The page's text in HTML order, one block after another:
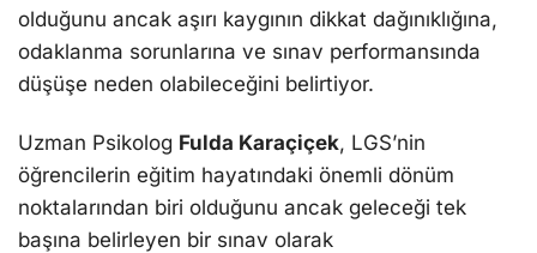
olduğunu ancak aşırı kaygının dikkat dağınıklığına,
odaklanma sorunlarına ve sınav performansında
düşüşe neden olabileceğini belirtiyor.
Uzman Psikolog Fulda Karaçiçek, LGS’nin
öğrencilerin eğitim hayatındaki önemli dönüm
noktalarından biri olduğunu ancak geleceği tek
başına belirleyen bir sınav olarak